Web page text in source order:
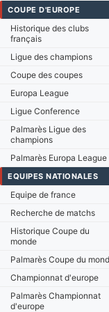
COUPE D'EUROPE
Historique des clubs
français
Ligue des champions
Coupe des coupes
Europa League
Ligue Conference
Palmarès Ligue des
champions
Palmarès Europa League
EQUIPES NATIONALES
Equipe de france
Recherche de matchs
Historique Coupe du
monde
Palmarès Coupe du
Championnat d'europe
Palmarès Championnat
d'europe